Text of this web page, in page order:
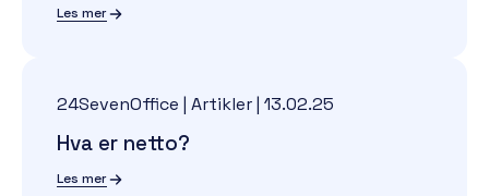
Les mer
24SevenOffice | Artikler| 13.02.25
Hva er netto?
Les mer